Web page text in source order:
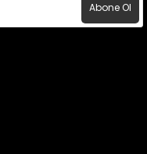
Abone Ol